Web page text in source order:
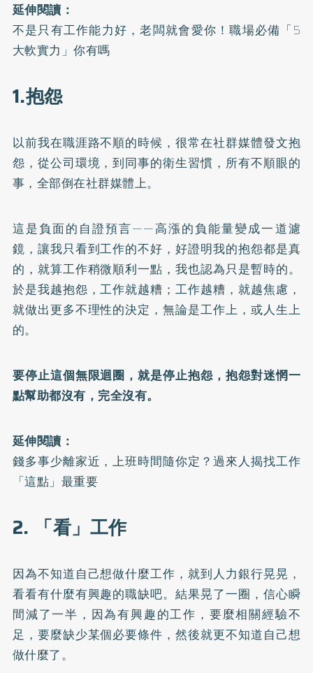
延伸閱讀：
不是只有工作能力好，老闆就會愛你！職場必備「5
大軟實力」你有嗎
1.抱怨
以前我在職涯路不順的時候，很常在社群媒體發文抱
怨，從公司環境，到同事的衛生習慣，所有不順眼的
事，全部倒在社群媒體上。
這是負面的自證預言——高漲的負能量變成一道濾
鏡，讓我只看到工作的不好，好證明我的抱怨都是真
的，就算工作稍微順利一點，我也認為只是暫時的。
於是我越抱怨，工作就越糟；工作越糟，就越焦慮，
就做出更多不理性的決定，無論是工作上，或人生上
的。
要停止這個無限迴圈，就是停止抱怨，抱怨對迷惘一
點幫助都沒有，完全沒有。
延伸閱讀：
錢多事少離家近，上班時間隨你定？過來人揭找工作
「這點」最重要
2. 「看」工作
因為不知道自己想做什麼工作，就到人力銀行晃晃，
看看有什麼有興趣的職缺吧。結果晃了一圈，信心瞬
間減了一半，因為有興趣的工作，要麼相關經驗不
足，要麼缺少某個必要條件，然後就更不知道自己想
做什麼了。